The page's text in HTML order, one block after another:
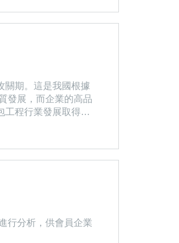
關期。這是我國根據
工程行業發展取得長
行分析，供會員企業